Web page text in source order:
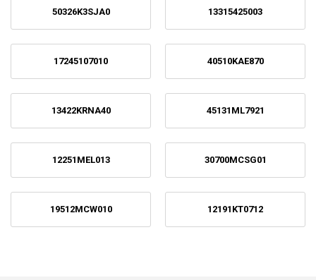
50326K3SJA0 13315425003
17245107010 40510KAE870
13422KRNA40 45131ML7921
12251MEL013 30700MCSG01
19512MCW010 12191KT0712